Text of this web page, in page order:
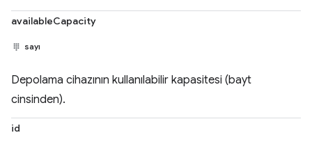
availableCapacity
sayı
Depolama cihazının kullanılabilir kapasitesi (bayt
cinsinden).
id